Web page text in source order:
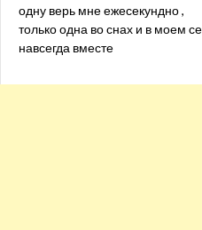
одну верь мне ежесекундно ,
только одна во снах и в моем
навсегда вместе